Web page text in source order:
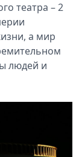
театра – 2
а мир
людей и